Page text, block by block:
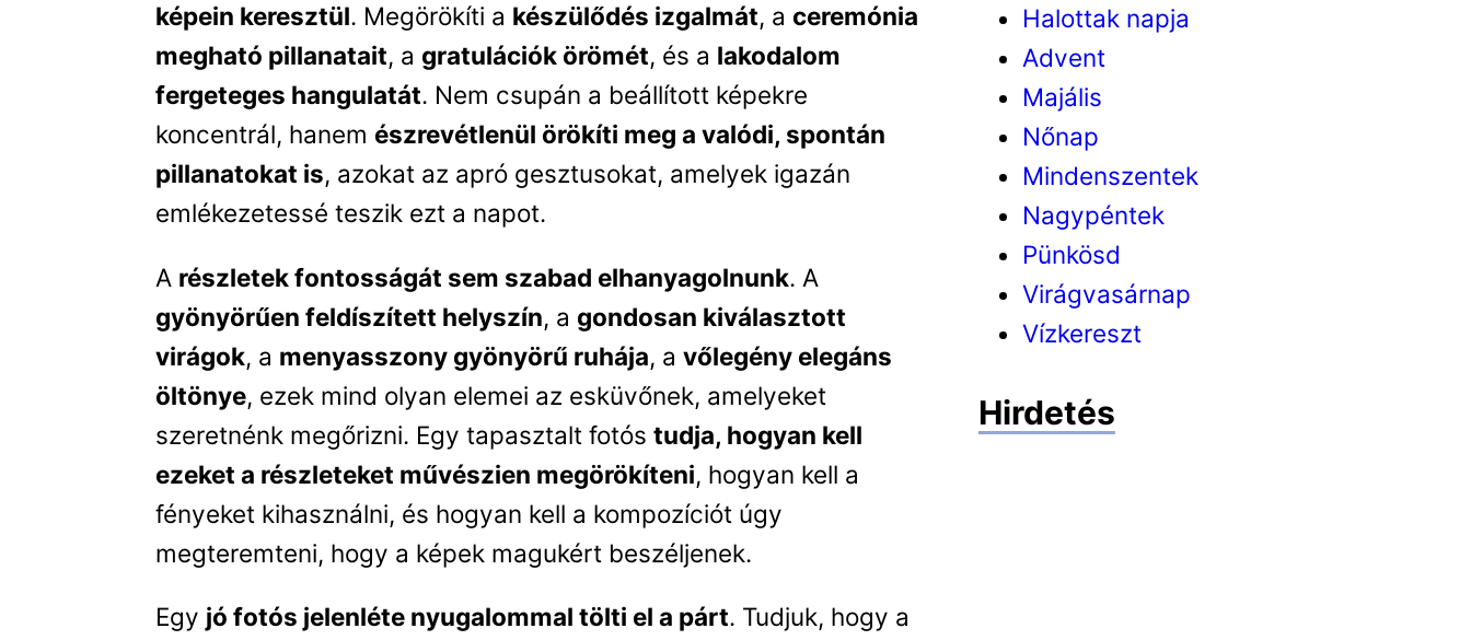
képein keresztül. Megörökíti a készülődés izgalmát, a ceremónia
megható pillanatait, a gratulációk örömét, és a lakodalom
fergeteges hangulatát. Nem csupán a beállított képekre
koncentrál, hanem észrevétlenül örökíti meg a valódi, spontán
pillanatokat is, azokat az apró gesztusokat, amelyek igazán
emlékezetessé teszik ezt a napot.
A részletek fontosságát sem szabad elhanyagolnunk. A
gyönyörűen feldíszített helyszín, a gondosan kiválasztott
virágok, a menyasszony gyönyörű ruhája, avőlegény elegáns
öltönye, ezek mind olyan elemei az esküvőnek, amelyeket
szeretnénk megőrizni. Egy tapasztalt fotóstudja, hogyan kell
ezeket a részleteket művészien megörökíteni, hogyan kell a
fényeket kihasználni, és hogyan kell a kompozíciót úgy
megteremteni, hogy a képek magukért beszéljenek.
Egy jó fotós jelenléte nyugalommal tölti el a párt. Tudjuk, hogy a
Halottak napja
Advent
Majális
Nőnap
Mindenszentek
Nagypéntek
Pünkösd
Virágvasárnap
Vízkereszt
Hirdetés